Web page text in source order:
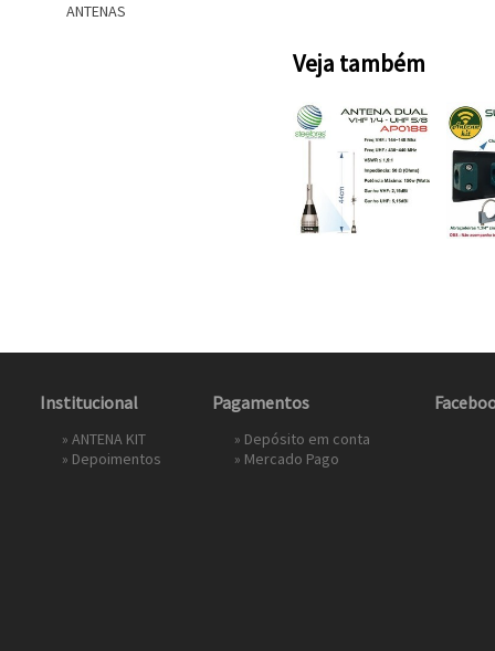
ANTENAS
Veja também
Institucional
» ANTENA KIT
» Depoimentos
Pagamentos
» Depósito em conta
» Mercado Pago